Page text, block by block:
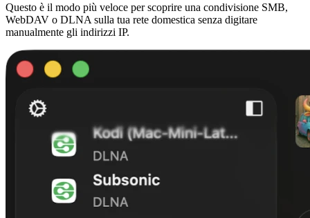
Questo è il modo più veloce per scoprire una condivisione SMB,
WebDAV o DLNA sulla tua rete domestica senza digitare
manualmente gli indirizzi IP.